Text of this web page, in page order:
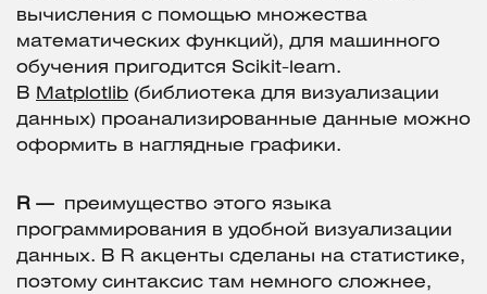
вычисления с помощью множества
математических функций), для машинного
обучения пригодится Scikit-learn.
В Matplotlib (библиотека для визуализации
данных) проанализированные данные можно
оформить в наглядные графики.
R —
преимущество этого языка
программирования в удобной визуализации
данных. В R акценты сделаны на статистике,
поэтому синтаксис там немного сложнее,